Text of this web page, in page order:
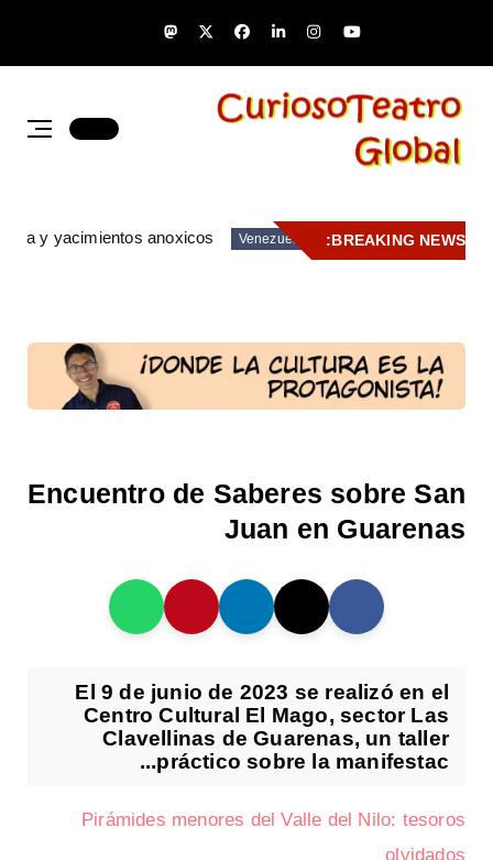
BREAKING NEWS:
Venezuela
y yacimientos anoxicos
Encuentro de Saberes sobre San
Juan en Guarenas
El 9 de junio de 2023 se realizó en el
Centro Cultural El Mago, sector Las
Clavellinas de Guarenas, un taller
práctico sobre la manifestac...
Pirámides menores del Valle del Nilo: tesoros
olvidados